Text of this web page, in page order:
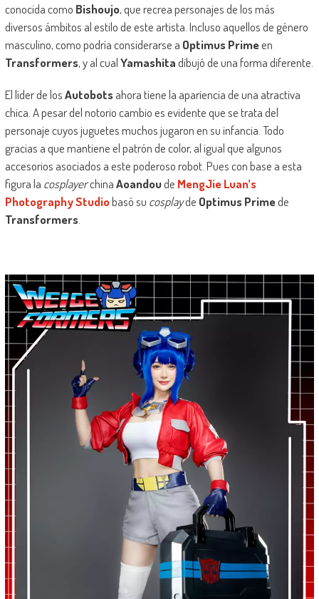
conocida como Bishoujo, que recrea personajes de los más
diversos ámbitos al estilo de este artista. Incluso aquellos de género
masculino, como podría considerarse a Optimus Primeen
Transformers, y al cualYamashitadibujó de una forma diferente.
El líder de losAutobotsahora tiene la apariencia de una atractiva
chica. A pesar del notorio cambio es evidente que se trata del
personaje cuyos juguetes muchos jugaron en su infancia. Todo
gracias a que mantiene el patrón de color, al igual que algunos
accesorios asociados a este poderoso robot. Pues con base a esta
figura la cosplayerchinaAoandoude MengJie Luan’s
Photography Studiobasó su cosplayde Optimus Primede
Transformers.